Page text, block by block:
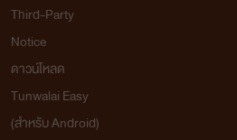
Third-Party
Notice
ดาวน์โหลด
Tunwalai Easy
(สำหรับ Android)